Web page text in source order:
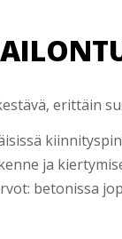
erittäin
ja
betonissa